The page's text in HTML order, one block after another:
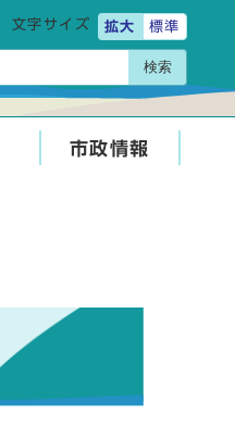
文字サイズ 拡大 標準
検索
市政情報